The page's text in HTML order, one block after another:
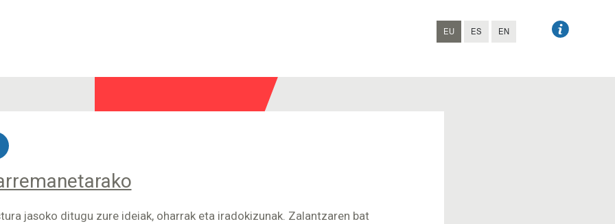
EU ES EN
jasoko ditugu zure ideiak, oharrak eta iradokizunak. Zalantzaren bat